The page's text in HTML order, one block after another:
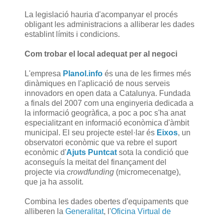
La legislació hauria d'acompanyar el procés
obligant les administracions a alliberar les dades
establint límits i condicions.
Com trobar el local adequat per al negoci
L'empresa Planol.info és una de les firmes més
dinàmiques en l'aplicació de nous serveis
innovadors en open data a Catalunya. Fundada
a finals del 2007 com una enginyeria dedicada a
la informació geogràfica, a poc a poc s'ha anat
especialitzant en informació econòmica d'àmbit
municipal. El seu projecte estel·lar és Eixos, un
observatori econòmic que va rebre el suport
econòmic d'Ajuts Puntcat sota la condició que
aconseguís la meitat del finançament del
projecte via crowdfunding (micromecenatge),
que ja ha assolit.
Combina les dades obertes d'equipaments que
alliberen la Generalitat, l'Oficina Virtual de